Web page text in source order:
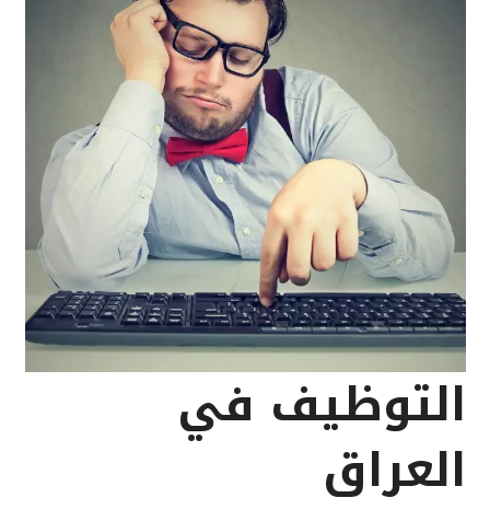
التوظيف في
العراق